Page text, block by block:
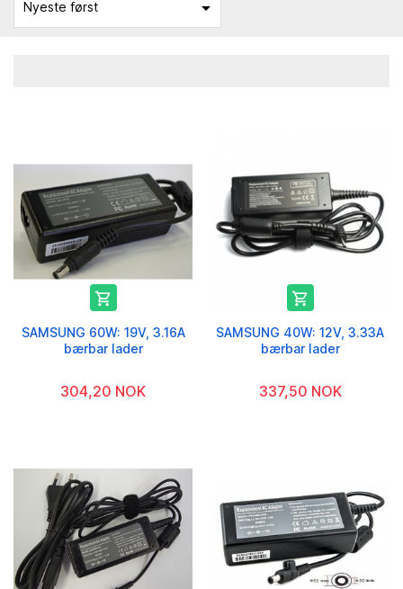
Nyeste først 

SAMSUNG 60W: 19V, 3.16A
bærbar lader
304,20 NOK

SAMSUNG 40W: 12V, 3.33A
bærbar lader
337,50 NOK